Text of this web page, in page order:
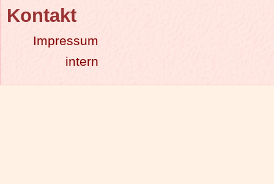
Kontakt
Impressum
intern